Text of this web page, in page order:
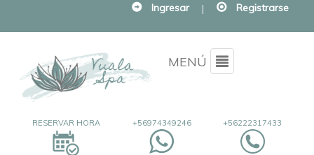
Ingresar | Registrarse
MENÚ Menu
+56222317433
+56974349246
RESERVAR HORA